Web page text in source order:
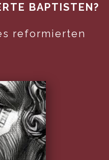
BAPTISTEN?
reformierten